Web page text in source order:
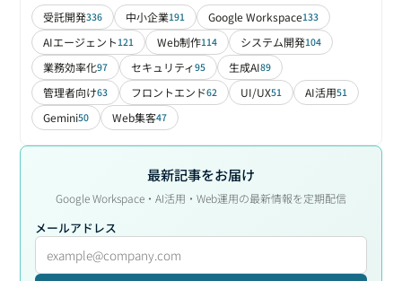
受託開発336 中小企業191 Google Workspace133
AIエージェント121 Web制作114 システム開発104
業務効率化97 セキュリティ95 生成AI89
管理者向け63 フロントエンド62 UI/UX51 AI活用51
Gemini50 Web集客47
最新記事をお届け
Google Workspace・AI活用・Web運用の最新情報を定期配信
メールアドレス